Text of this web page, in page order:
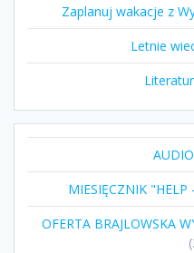
Zaplanuj wakacje z
Letnie
MIESIĘCZNIK "HELP
OFERTA BRAJLOWSKA